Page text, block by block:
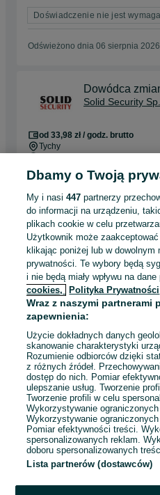
Doświadczenie nie jest
Odświeżono dnia 06 sierpnia 2026
Dowódca
Solid Security
od 33,98 zł / godz. brutto
Tychy
Umowa o pracę, Umowa
06 sierpnia 2026
Kwalifikowany
fizycznej z
Solid Security Sp.
od 38,54 zł / godz. brutto
Warszawa, Śródmieście
Pełny etat
Umowa o pracę
Odpowiednie doświadczenie
Miejsce pracy: W siedzibie firmy
06 sierpnia 2026
1 2
Dbamy o Twoją
My i nasi447 partnerzy
do informacji na urządzeniu,
plikach cookie w celu
Użytkownik może
klikając poniżej lub w
prywatności. Te wybory będą
i nie będą miały wpływu na
cookies,
Polityka Prywatności
Wraz z naszymi partnerami
zapewnienia:
Użycie dokładnych danych
skanowanie charakterystyki
Rozumienie odbiorców dzięki
z różnych źródeł.
dostęp do nich. Pomiar
ulepszanie usług. Tworzenie
Tworzenie profili w celu
Wykorzystywanie
Wykorzystywanie
Pomiar efektywności treści.
spersonalizowanych reklam.
doboru spersonalizowanych
Lista partnerów (dostawców)